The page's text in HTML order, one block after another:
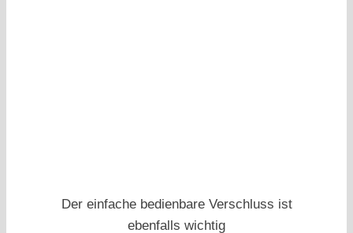
Der einfache bedienbare Verschluss ist
ebenfalls wichtig